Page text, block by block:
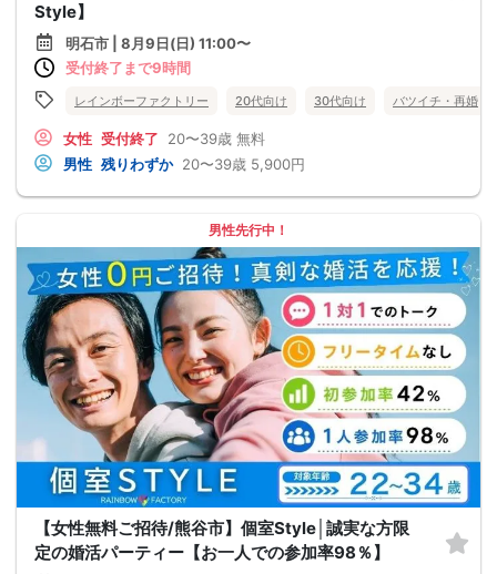
Style】
明石市 | 8月9日(日) 11:00〜
受付終了まで9時間
レインボーファクトリー 20代向け 30代向け バツイチ・再婚
女性 受付終了 20〜39歳 無料
男性 残りわずか 20〜39歳 5,900円
男性先行中！
【女性無料ご招待/熊谷市】個室Style│誠実な方限
定の婚活パーティー【お一人での参加率98％】